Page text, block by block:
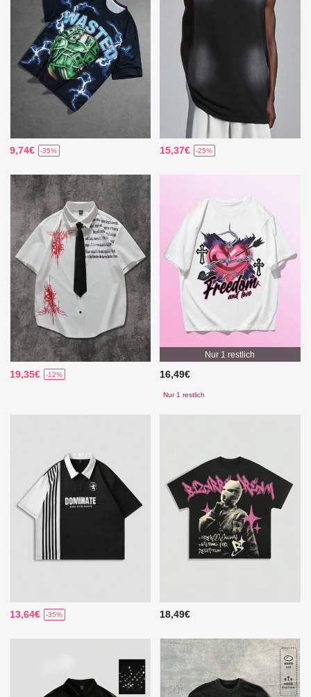
9,74€ -35% 15,37€ -25%
19,35€ -12%
Nur 1 restlich
16,49€
Nur 1 restlich
13,64€ -35% 18,49€